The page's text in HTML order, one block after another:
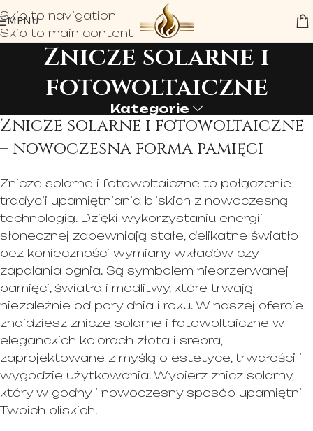
Skip to navigation
Skip to main content
MENU
Znicze solarne i
fotowoltaiczne
Kategorie
Znicze solarne i fotowoltaiczne
– nowoczesna forma pamięci
Znicze solarne i fotowoltaiczne to połączenie
tradycji upamiętniania bliskich z nowoczesną
technologią. Dzięki wykorzystaniu energii
słonecznej zapewniają stałe, delikatne światło
bez konieczności wymiany wkładów czy
zapalania ognia. Są symbolem nieprzerwanej
pamięci, światła i modlitwy, które trwają
niezależnie od pory dnia i roku. W naszej ofercie
znajdziesz znicze solarne i fotowoltaiczne w
eleganckich kolorach złota i srebra,
zaprojektowane z myślą o estetyce, trwałości i
wygodzie użytkowania. Wybierz znicz solarny,
który w godny i nowoczesny sposób upamiętni
Twoich bliskich.